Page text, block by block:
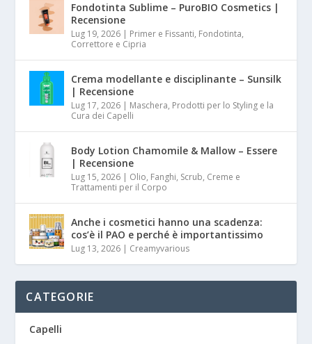
Fondotinta Sublime – PuroBIO Cosmetics |
Recensione
Lug 19, 2026 | Primer e Fissanti, Fondotinta,
Correttore e Cipria
Crema modellante e disciplinante – Sunsilk
| Recensione
Lug 17, 2026 | Maschera, Prodotti per lo Styling e la
Cura dei Capelli
Body Lotion Chamomile & Mallow – Essere
| Recensione
Lug 15, 2026 | Olio, Fanghi, Scrub, Creme e
Trattamenti per il Corpo
Anche i cosmetici hanno una scadenza:
cos’è il PAO e perché è importantissimo
Lug 13, 2026 | Creamyvarious
CATEGORIE
Capelli